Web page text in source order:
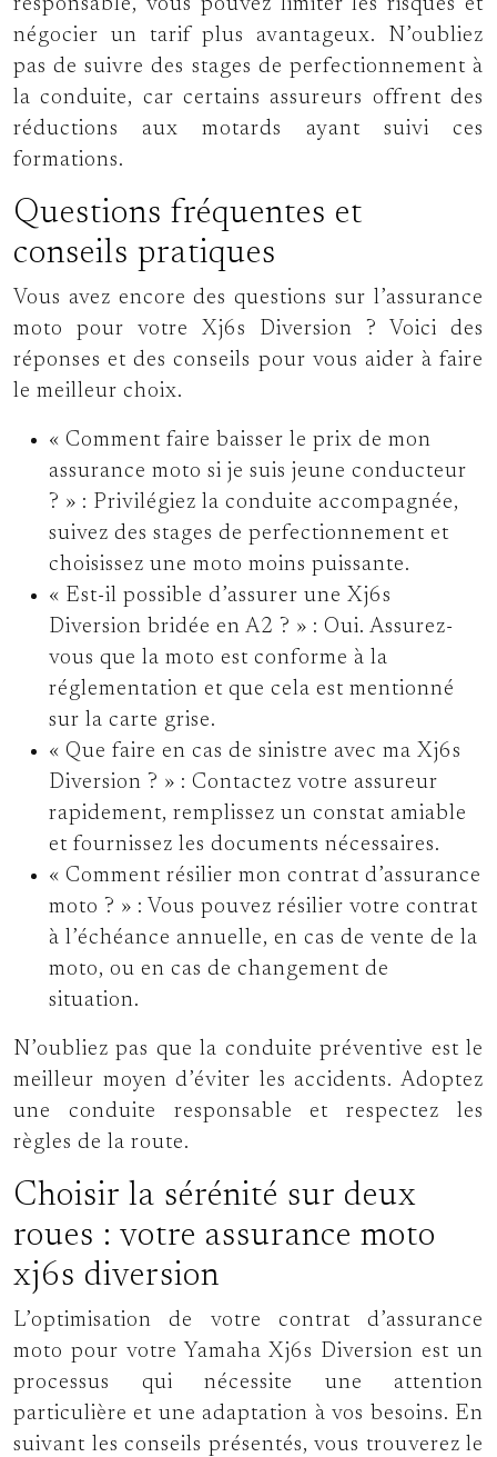
responsable, vous pouvez limiter les risques et
négocier un tarif plus avantageux. N’oubliez
pas de suivre des stages de perfectionnement à
la conduite, car certains assureurs offrent des
réductions aux motards ayant suivi ces
formations.
Questions fréquentes et
conseils pratiques
Vous avez encore des questions sur l’assurance
moto pour votre Xj6s Diversion ? Voici des
réponses et des conseils pour vous aider à faire
le meilleur choix.
« Comment faire baisser le prix de mon
assurance moto si je suis jeune conducteur
? » : Privilégiez la conduite accompagnée,
suivez des stages de perfectionnement et
choisissez une moto moins puissante.
« Est-il possible d’assurer une Xj6s
Diversion bridée en A2 ? » : Oui. Assurez-
vous que la moto est conforme à la
réglementation et que cela est mentionné
sur la carte grise.
« Que faire en cas de sinistre avec ma Xj6s
Diversion ? » : Contactez votre assureur
rapidement, remplissez un constat amiable
et fournissez les documents nécessaires.
« Comment résilier mon contrat d’assurance
moto ? » : Vous pouvez résilier votre contrat
à l’échéance annuelle, en cas de vente de la
moto, ou en cas de changement de
situation.
N’oubliez pas que la conduite préventive est le
meilleur moyen d’éviter les accidents. Adoptez
une conduite responsable et respectez les
règles de la route.
Choisir la sérénité sur deux
roues : votre assurance moto
xj6s diversion
L’optimisation de votre contrat d’assurance
moto pour votre Yamaha Xj6s Diversion est un
processus qui nécessite une attention
particulière et une adaptation à vos besoins. En
suivant les conseils présentés, vous trouverez le